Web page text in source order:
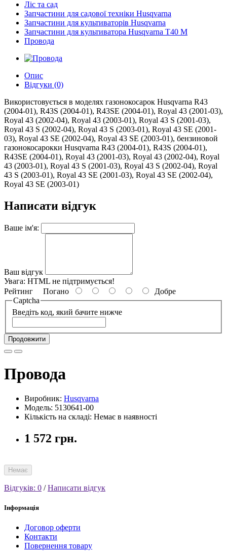
Ліс та сад
Запчастини для садової техніки Husqvarna
Запчастини для культиваторів Husqvarna
Запчастини для культиватора Husqvarna T40 M
Провода
Опис
Відгуки (0)
Використовується в моделях газонокосарок Husqvarna R43
(2004-01), R43S (2004-01), R43SE (2004-01), Royal 43 (2001-03),
Royal 43 (2002-04), Royal 43 (2003-01), Royal 43 S (2001-03),
Royal 43 S (2002-04), Royal 43 S (2003-01), Royal 43 SE (2001-
03), Royal 43 SE (2002-04), Royal 43 SE (2003-01), бензиновой
газонокосарокки Husqvarna R43 (2004-01), R43S (2004-01),
R43SE (2004-01), Royal 43 (2001-03), Royal 43 (2002-04), Royal
43 (2003-01), Royal 43 S (2001-03), Royal 43 S (2002-04), Royal
43 S (2003-01), Royal 43 SE (2001-03), Royal 43 SE (2002-04),
Royal 43 SE (2003-01)
Написати відгук
Ваше ім'я:
Ваш відгук
Увага: HTML не підтримується!
Рейтинг Погано
Добре
Captcha
Введіть код, який бачите нижче
Продовжити
Провода
Виробник: Husqvarna
Модель: 5130641-00
Кількість на складі: Немає в наявності
1 572 грн.
Немає
Відгуків: 0 /Написати відгук
Інформація
Договор оферти
Контакти
Повернення товару